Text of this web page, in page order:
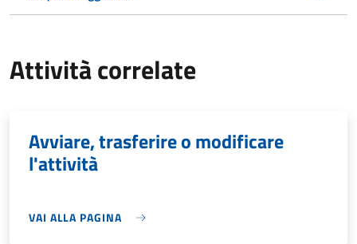
Attività correlate
Avviare, trasferire o modificare
l'attività
VAI ALLA PAGINA